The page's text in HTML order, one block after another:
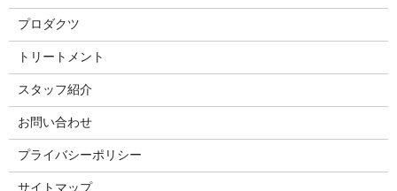
プロダクツ
トリートメント
スタッフ紹介
お問い合わせ
プライバシーポリシー
サイトマップ